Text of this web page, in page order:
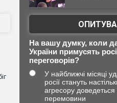
На вашу думку, коли
України примусять
переговорів?
У найближчі місяці
росії стануть
агресору
перемовини